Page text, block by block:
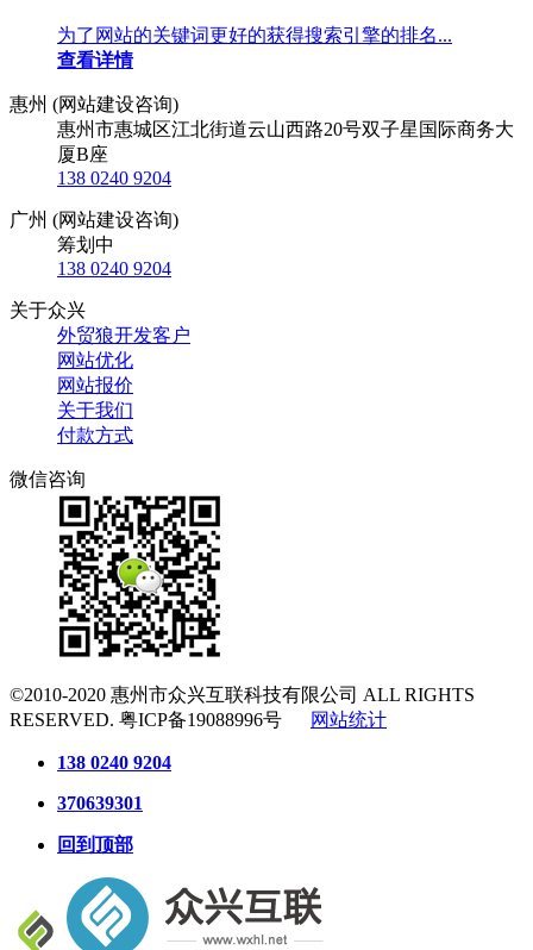
为了网站的关键词更好的获得搜索引擎的排名...
查看详情
惠州 (网站建设咨询)
惠州市惠城区江北街道云山西路20号双子星国际商务大
厦B座
138 0240 9204
广州 (网站建设咨询)
筹划中
138 0240 9204
关于众兴
外贸狼开发客户
网站优化
网站报价
关于我们
付款方式
微信咨询
©2010-2020 惠州市众兴互联科技有限公司 ALL RIGHTS
RESERVED. 粤ICP备19088996号 网站统计
138 0240 9204
370639301
回到顶部